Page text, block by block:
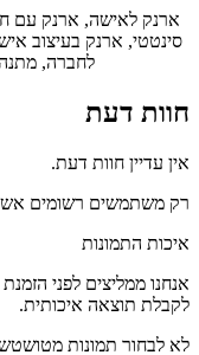
ארנק לאישה, ארנק עם
סינטטי, ארנק בעיצוב
לחברה,
חוות דעת
אין עדיין חוות דעת.
רק משתמשים רשומים אשר
איכות התמונות
אנחנו ממליצים לפני
לקבלת תוצאה איכותית.
לא לבחור תמונות